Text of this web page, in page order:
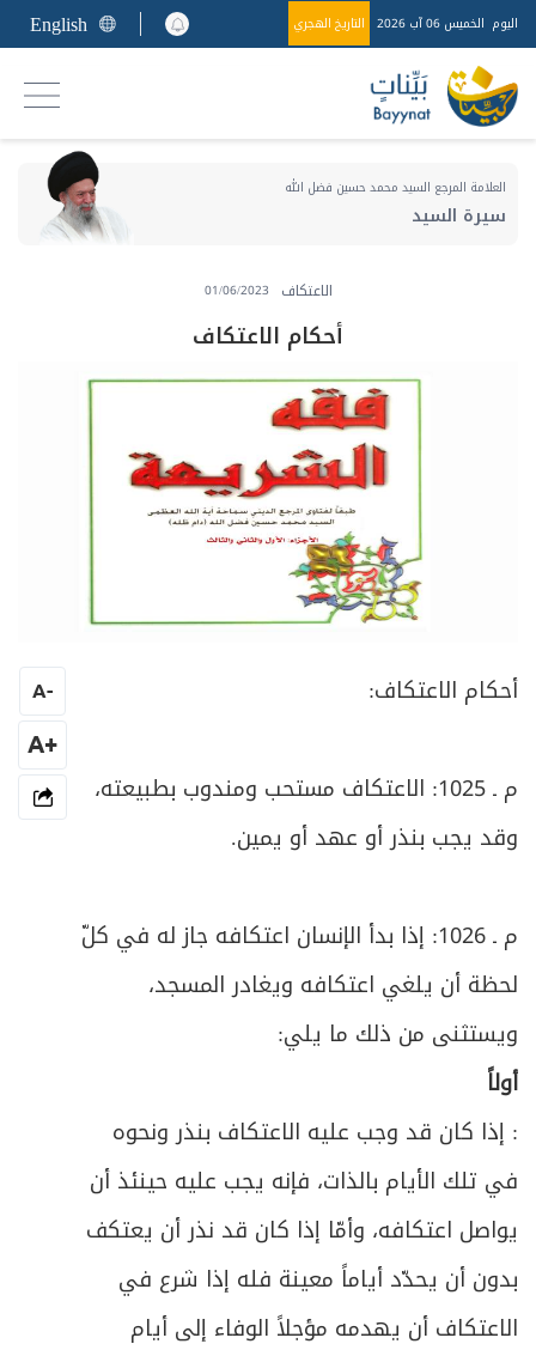
اليوم الخميس 06 آب 2026 التاريخ الهجري English
العلامة المرجع السيد محمد حسين فضل الله
سيرة السيد
الاعتكاف 01/06/2023
أحكام الاعتكاف
أحكام الاعتكاف:
م ـ 1025: الاعتكاف مستحب ومندوب بطبيعته،
وقد يجب بنذر أو عهد أو يمين.
م ـ 1026: إذا بدأ الإنسان اعتكافه جاز له في كلّ
لحظة أن يلغي اعتكافه ويغادر المسجد،
ويستثنى من ذلك ما يلي:
أولاً
: إذا كان قد وجب عليه الاعتكاف بنذر ونحوه
في تلك الأيام بالذات، فإنه يجب عليه حينئذ أن
يواصل اعتكافه، وأمّا إذا كان قد نذر أن يعتكف
بدون أن يحدّد أياماً معينة فله إذا شرع في
الاعتكاف أن يهدمه مؤجلاً الوفاء إلى أيام
-
A
+A